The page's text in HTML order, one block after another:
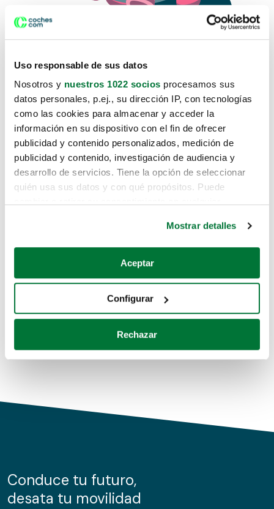
Uso responsable de sus datos
Nosotros y nuestros 1022 socios procesamos sus
datos personales, p.ej., su dirección IP, con tecnologías
como las cookies para almacenar y acceder la
información en su dispositivo con el fin de ofrecer
publicidad y contenido personalizados, medición de
publicidad y contenido, investigación de audiencia y
desarrollo de servicios. Tiene la opción de seleccionar
quién usa sus datos y con qué propósitos. Puede
Si lo permite, también quisiéramos:
Recopilar información sobre su ubicación geográfica
Identificar su dispositivo analizándolo activamente
para buscar características específicas (huellas
Obtenga más información sobre cómo se procesan sus
de cookies.
información sobre el uso que haga del sitio web con
nuestros partners de redes sociales, publicidad y análisis
Mostrar detalles
Aceptar
Configurar
Rechazar
Lo sentimos, no sabemos como
te hemos traido hasta aquí.
Pero puedes encontrar el coche que estás
buscando en alguno de estos enlaces:
Coches de segunda mano
Coches de km0
Conduce tu futuro,
desata tu movilidad